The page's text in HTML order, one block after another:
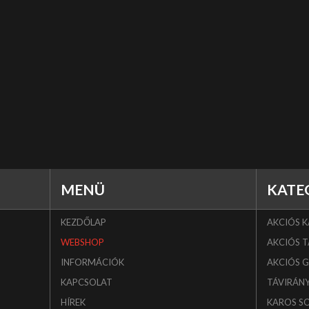
MENÜ
KEZDŐLAP
WEBSHOP
INFORMÁCIÓK
KAPCSOLAT
HÍREK
AKCIÓS
AKCIÓS
AKCIÓS
KAROS